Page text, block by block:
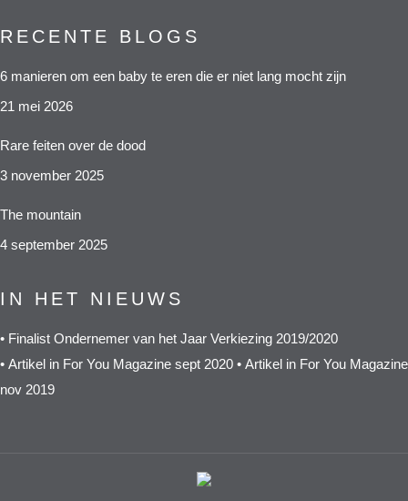
RECENTE BLOGS
6 manieren om een baby te eren die er niet lang mocht zijn
21 mei 2026
Rare feiten over de dood
3 november 2025
The mountain
4 september 2025
IN HET NIEUWS
• Finalist Ondernemer van het Jaar Verkiezing 2019/2020
• Artikel in For You Magazine sept 2020 • Artikel in For You Magazine
nov 2019